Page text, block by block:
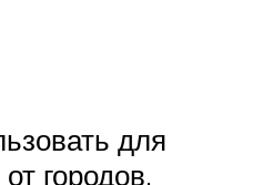
для
городов,